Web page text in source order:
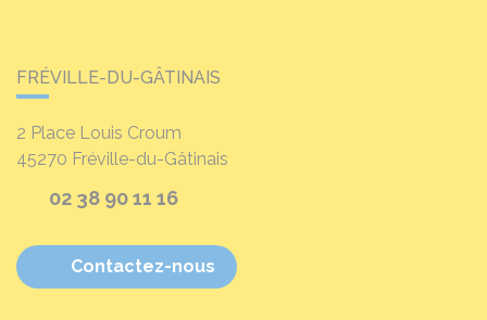
FRÉVILLE-DU-GÂTINAIS
2 Place Louis Croum
45270 Fréville-du-Gâtinais
02 38 90 11 16
Contactez-nous